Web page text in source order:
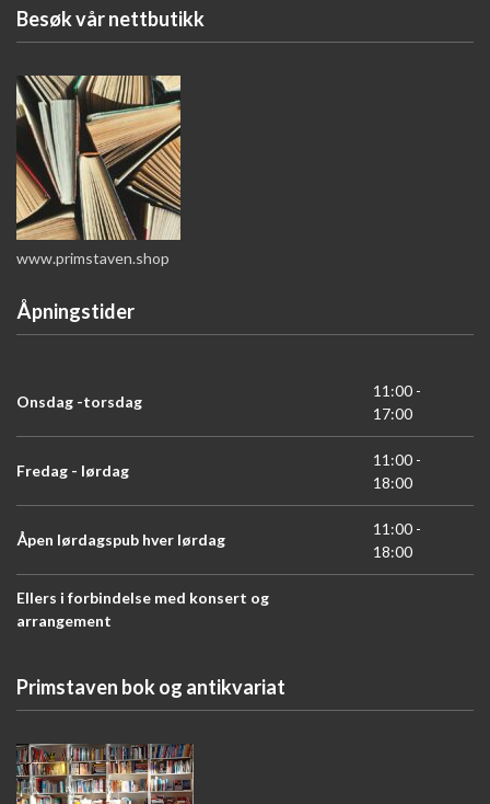
Besøk vår nettbutikk
www.primstaven.shop
Åpningstider
Onsdag -torsdag
11:00 -
17:00
Fredag - lørdag
11:00 -
18:00
Åpen lørdagspub hver lørdag
11:00 -
18:00
Ellers i forbindelse med konsert og
arrangement
Primstaven bok og antikvariat